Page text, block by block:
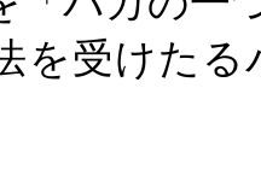
を受けた